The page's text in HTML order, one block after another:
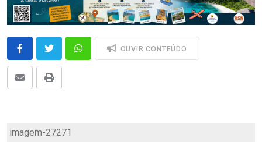
OUVIR CONTEÚDO
imagem-27271